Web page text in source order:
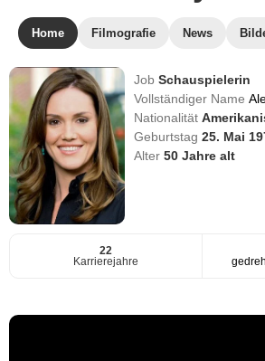
Home Filmografie News
JobSchauspielerin
Vollständiger Name
Nationalität
Geburtstag25. Mai
Alter50 Jahre alt
22
Karrierejahre